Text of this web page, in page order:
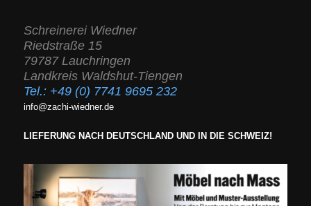
Schreinerei Wiedner
Riedstraße 15
79787 Lauchringen
Landkreis Waldshut-Tiengen
Tel.: +49 (0) 7741 9695 232
info@zachi-wiedner.de
LIEFERUNG NACH DEUTSCHLAND UND IN DIE SCHWEIZ!